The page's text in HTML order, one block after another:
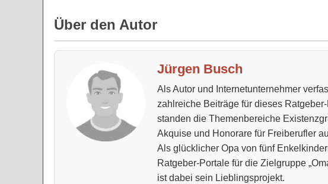
Über den Autor
Jürgen Busch
Als Autor und Internetunternehmer
zahlreiche Beiträge für dieses
standen die Themenbereiche
Akquise und Honorare für Freiberufler
Als glücklicher Opa von fünf
Ratgeber-Portale für die Zielgruppe
ist dabei sein Lieblingsprojekt.